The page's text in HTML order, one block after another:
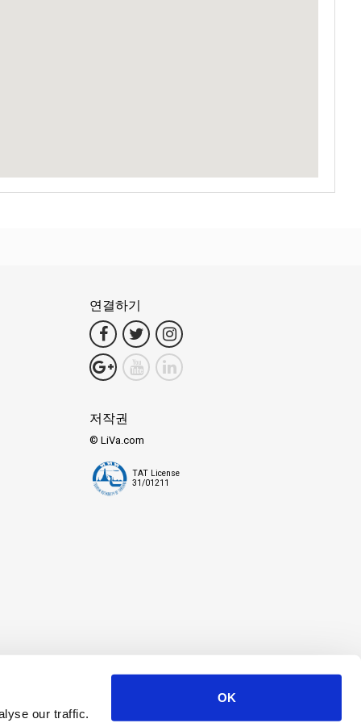
our traffic.
OK
한 바다거북은 고요한 우아함으로 물 속을 미끄러지듯 나아갑니
일반적인 길에서 벗어나 가장 순수한 형태의 고요함과 경이로움
타래로 돋보입니다.
맞춘 맞춤형 경험을 보장합니다.
기를 그려나갑니다.
물을 원하든, 버스 터미널, 기차역, 그리고 항상 효율적인 라자 사
연결하기
저작권
© LiVa.com
TAT License
31/01211